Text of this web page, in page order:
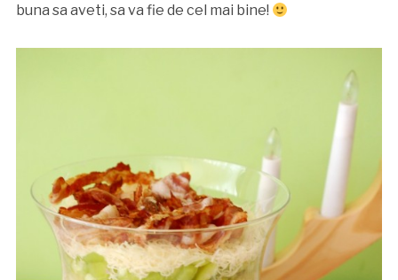
buna sa aveti, sa va fie de cel mai bine!